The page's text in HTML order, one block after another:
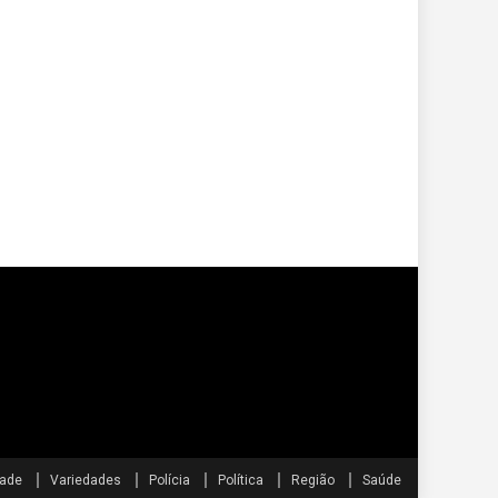
Variedades Polícia Política Região Saúde